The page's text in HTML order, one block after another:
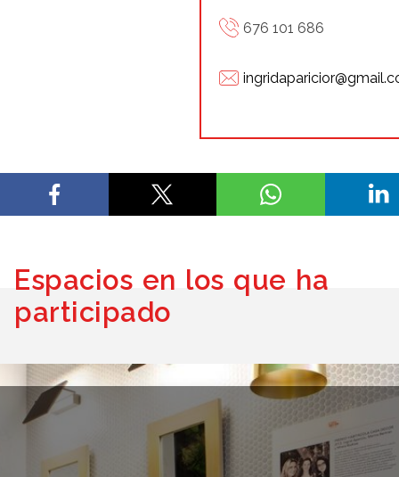
676 101 686
Espacios en los que ha
participado